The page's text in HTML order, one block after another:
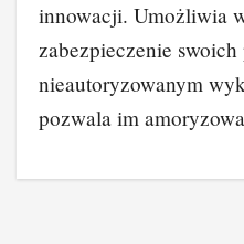
innowacji. Umożliwia
zabezpieczenie swoich
nieautoryzowanym
pozwala im